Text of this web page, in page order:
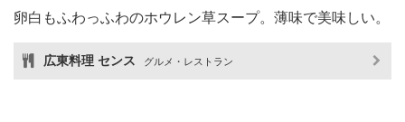
卵白もふわっふわのホウレン草スープ。薄味で美味しい。
広東料理 センス グルメ・レストラン